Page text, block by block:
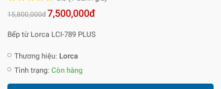
15,800,000đ7,500,000đ
Bếp từ Lorca LCI-789 PLUS
Thương hiệu: Lorca
Tình trạng: Còn hàng